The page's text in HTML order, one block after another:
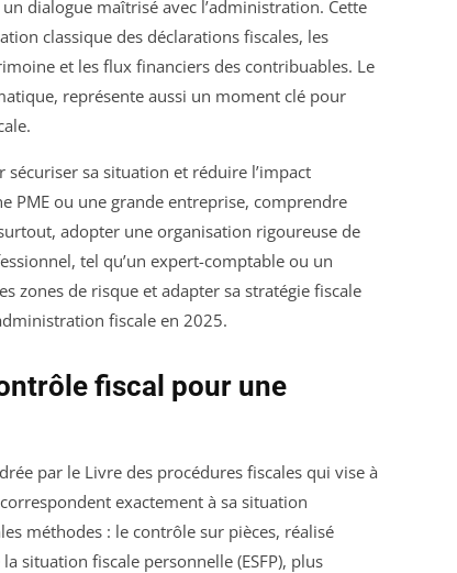
dialogue maîtrisé avec l’administration. Cette
classique des déclarations fiscales, les
et les flux financiers des contribuables. Le
représente aussi un moment clé pour
sécuriser sa situation et réduire l’impact
PME ou une grande entreprise, comprendre
adopter une organisation rigoureuse de
tel qu’un expert-comptable ou un
zones de risque et adapter sa stratégie fiscale
fiscale en 2025.
fiscal pour une
par le Livre des procédures fiscales qui vise à
exactement à sa situation
méthodes : le contrôle sur pièces, réalisé
situation fiscale personnelle (ESFP), plus